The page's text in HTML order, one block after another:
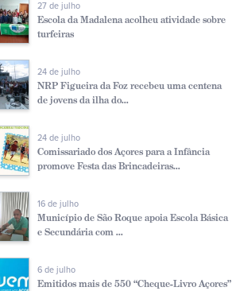
27 de julho
Escola da Madalena acolheu atividade sobre
turfeiras
24 de julho
NRP Figueira da Foz recebeu uma centena
de jovens da ilha do...
24 de julho
Comissariado dos Açores para a Infância
promove Festa das Brincadeiras...
16 de julho
Município de São Roque apoia Escola Básica
e Secundária com ...
6 de julho
Emitidos mais de 550 “Cheque-Livro Açores”